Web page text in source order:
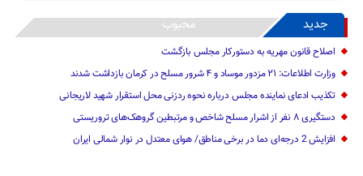
جدید محبوب
اصلاح قانون مهریه به دستورکار مجلس بازگشت
وزارت اطلاعات: ۲۱ مزدور موساد و ۴ شرور مسلح در کرمان بازداشت شدند
تکذیب ادعای نماینده مجلس درباره نحوه ردزنی محل استقرار شهید لاریجانی
دستگیری ۸ نفر از اشرار مسلح شاخص و مرتبطین گروهک‌های تروریستی
افزایش 2 درجه‌ای دما در برخی مناطق/ هوای معتدل در نوار شمالی ایران